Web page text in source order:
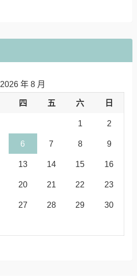
2026 年 8 月
四 五 六 日
1 2
6 7 8 9
13 14 15 16
20 21 22 23
27 28 29 30